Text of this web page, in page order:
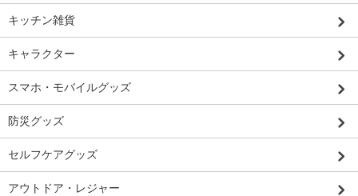
キッチン雑貨
キャラクター
スマホ・モバイルグッズ
防災グッズ
セルフケアグッズ
アウトドア・レジャー